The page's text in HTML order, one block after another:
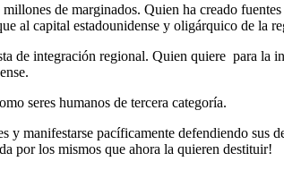
de marginados. Quien ha creado
al capital estadounidense y oligárquico de la
de integración regional. Quien quiere para la
seres humanos de tercera categoría.
manifestarse pacíficamente defendiendo sus
por los mismos que ahora la quieren destituir!